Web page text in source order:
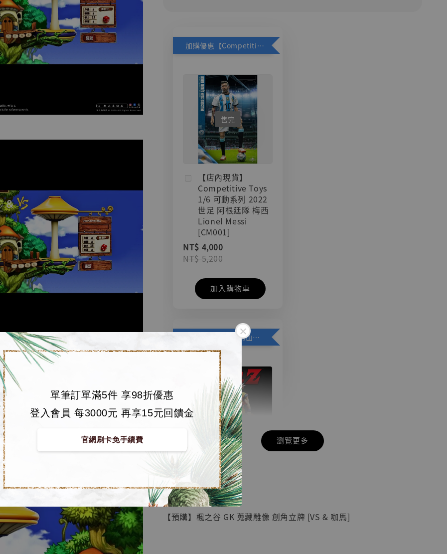
單筆訂單滿5件 享98折優惠
登入會員 每3000元 再享15元回饋金
官網刷卡免手續費
加購優惠【Competitive Toys 梅西 [CM001]】
售完
【店內現貨】
Competitive Toys
1/6 可動系列 2022
世足 阿根廷隊 梅西
Lionel Messi
[CM001]
NT$ 4,000
NT$ 5,200
加入購物車
加購優惠【悟空 鳥山明紀念款 [奇蹟工作室]】
【店內現貨】七龍珠
系列蒐藏雕像 悟空
鳥山明紀念款 [奇蹟
工作室]
NT$ 4,280
- +
瀏覽更多
🏝【無人島玩具】
【預購】楓之谷 GK 蒐藏雕像 創角立牌 [VS & 咖馬]